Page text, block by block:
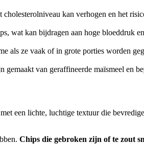
kan verhogen en het
wat kan bijdragen aan hoge bloeddruk
als ze vaak of in grote porties worden
gemaakt van geraffineerde maïsmeel en
een lichte, luchtige textuur die
Chips die gebroken zijn of te zout